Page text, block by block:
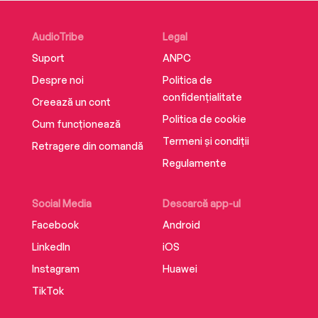
AudioTribe
Suport
Despre noi
Creează un cont
Cum funcționează
Retragere din comandă
Social Media
Facebook
LinkedIn
Instagram
TikTok
Descarcă app-ul
Android
iOS
Huawei
Legal
ANPC
Politica de
confidențialitate
Politica de cookie
Termeni și condiții
Regulamente